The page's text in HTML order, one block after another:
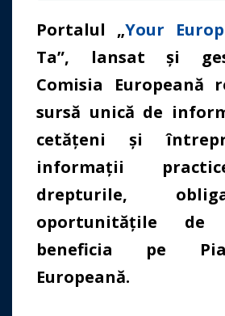
Portalul „Your
Ta”, lansat și
Comisia Europeană
sursă unică de
cetățeni și
informații
drepturile,
oportunitățile
beneficia pe
Europeană.